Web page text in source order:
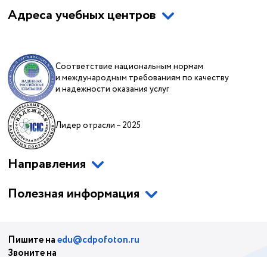
Адреса учебных центров
Соответствие национальным нормам
и международным требованиям по качеству
и надежности оказания услуг
Лидер отрасли – 2025
Направления
Полезная информация
Пишите наedu@cdpofoton.ru
Звоните на